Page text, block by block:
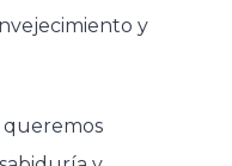
y
queremos